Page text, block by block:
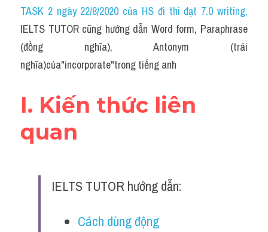
Idiom
Grammar
Collocation
Cách dùng từ
Phân biệt từ
Writing
TASK 2 ngày 22/8/2020 của HS đi thi đạt 7.0 writing,
IELTS TUTOR cũng hướng dẫn Word form, Paraphrase
(đồng nghĩa), Antonym (trái
nghĩa)của"incorporate"trong tiếng anh
I. Kiến thức liên
quan
IELTS TUTOR hướng dẫn:
Cách dùng động